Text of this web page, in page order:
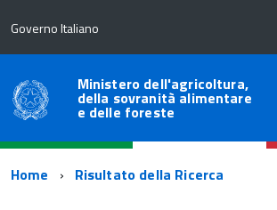
Governo Italiano
Ministero dell'agricoltura,
della sovranità alimentare
e delle foreste
Percorso
Home Risultato della Ricerca